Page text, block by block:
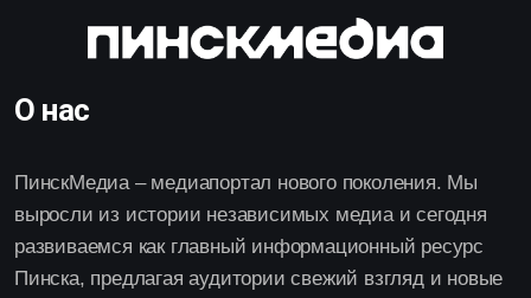
О нас
ПинскМедиа – медиапортал нового поколения. Мы
выросли из истории независимых медиа и сегодня
развиваемся как главный информационный ресурс
Пинска, предлагая аудитории свежий взгляд и новые